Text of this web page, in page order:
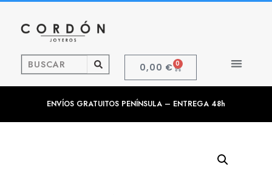
0,00 € 0
ENVÍOS GRATUITOS PENÍNSULA – ENTREGA 48h